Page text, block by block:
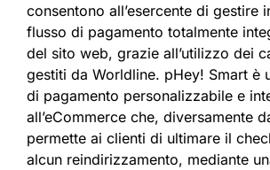
consentono all’esercente di gestire
flusso di pagamento totalmente
del sito web, grazie all’utilizzo dei
gestiti da Worldline. pHey! Smart è
di pagamento personalizzabile e
all’eCommerce che, diversamente
permette ai clienti di ultimare il
alcun reindirizzamento, mediante